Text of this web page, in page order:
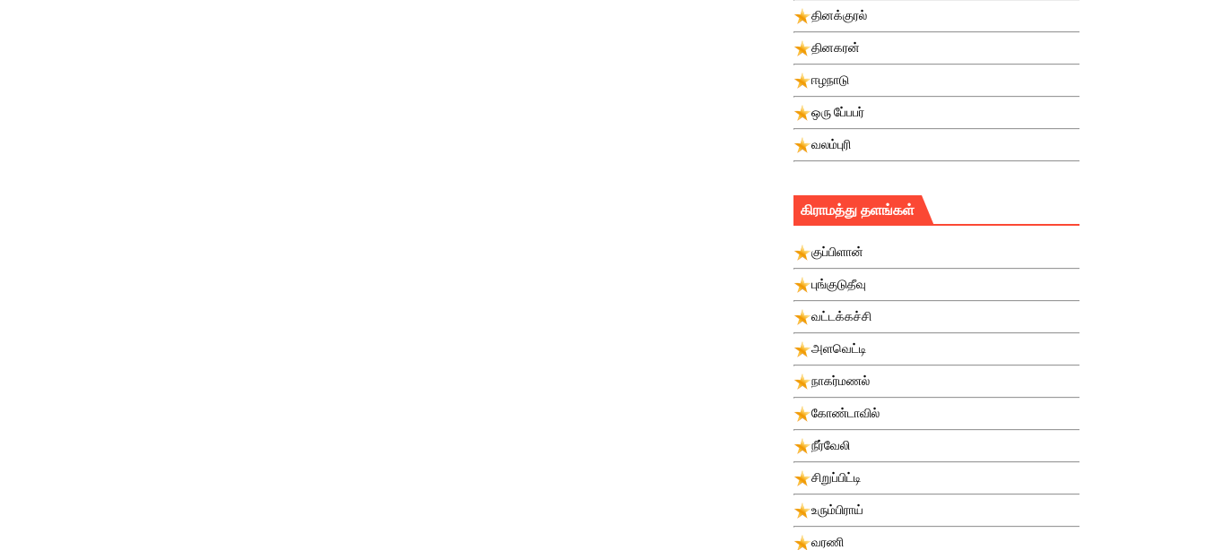
தினக்குரல்
தினகரன்
ஈழநாடு
ஒரு பே்பபர்
வலம்புரி
கிராமத்து தளங்கள்
குப்பிளான்
புங்குடுதீவு
வட்டக்கச்சி
அளவெட்டி
நாகர்மணல்
கோண்டாவில்
நீர்வேலி
சிறுப்பிட்டி
உரும்பிராய்
வரணி